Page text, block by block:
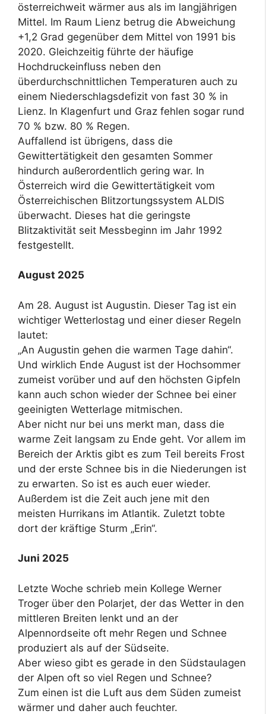
österreichweit wärmer aus als im langjährigen
Mittel. Im Raum Lienz betrug die Abweichung
+1,2 Grad gegenüber dem Mittel von 1991 bis
2020. Gleichzeitig führte der häufige
Hochdruckeinfluss neben den
überdurchschnittlichen Temperaturen auch zu
einem Niederschlagsdefizit von fast 30 % in
Lienz. In Klagenfurt und Graz fehlen sogar rund
70 % bzw. 80 % Regen.
Auffallend ist übrigens, dass die
Gewittertätigkeit den gesamten Sommer
hindurch außerordentlich gering war. In
Österreich wird die Gewittertätigkeit vom
Österreichischen Blitzortungssystem ALDIS
überwacht. Dieses hat die geringste
Blitzaktivität seit Messbeginn im Jahr 1992
festgestellt.
August 2025
Am 28. August ist Augustin. Dieser Tag ist ein
wichtiger Wetterlostag und einer dieser Regeln
lautet:
„An Augustin gehen die warmen Tage dahin“.
Und wirklich Ende August ist der Hochsommer
zumeist vorüber und auf den höchsten Gipfeln
kann auch schon wieder der Schnee bei einer
geeinigten Wetterlage mitmischen.
Aber nicht nur bei uns merkt man, dass die
warme Zeit langsam zu Ende geht. Vor allem im
Bereich der Arktis gibt es zum Teil bereits Frost
und der erste Schnee bis in die Niederungen ist
zu erwarten. So ist es auch euer wieder.
Außerdem ist die Zeit auch jene mit den
meisten Hurrikans im Atlantik. Zuletzt tobte
dort der kräftige Sturm „Erin“.
Juni 2025
Letzte Woche schrieb mein Kollege Werner
Troger über den Polarjet, der das Wetter in den
mittleren Breiten lenkt und an der
Alpennordseite oft mehr Regen und Schnee
produziert als auf der Südseite.
Aber wieso gibt es gerade in den Südstaulagen
der Alpen oft so viel Regen und Schnee?
Zum einen ist die Luft aus dem Süden zumeist
wärmer und daher auch feuchter.